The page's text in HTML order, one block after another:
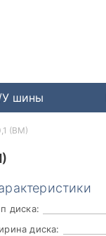
шины
диска:
диска:
(BM)